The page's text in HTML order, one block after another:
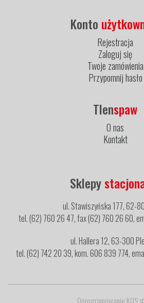
Konto
Rejestracja
Zaloguj się
Twoje zamówienia
Przypomnij hasło
Tlenspaw
O nas
Kontakt
Sklepy
ul. Stawiszyńska 177, 62-
tel. (62) 760 26 47, fax (62) 760 26 60,
ul. Hallera 12, 63-300
tel. (62) 742 20 39, kom. 606 839 774,
Oprogramowanie